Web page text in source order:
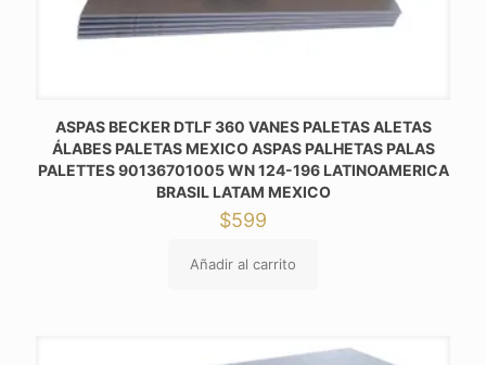
ASPAS BECKER DTLF 360 VANES PALETAS ALETAS
ÁLABES PALETAS MEXICO ASPAS PALHETAS PALAS
PALETTES 90136701005 WN 124-196 LATINOAMERICA
BRASIL LATAM MEXICO
$599
Añadir al carrito